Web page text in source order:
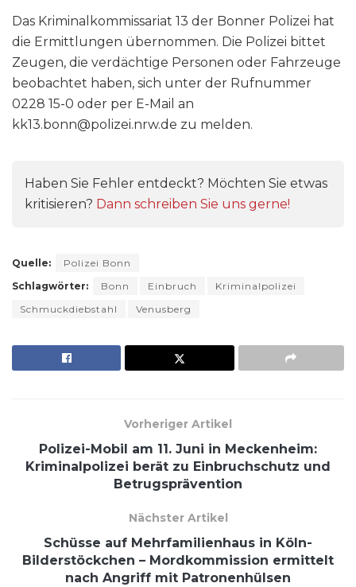
Das Kriminalkommissariat 13 der Bonner Polizei hat
die Ermittlungen übernommen. Die Polizei bittet
Zeugen, die verdächtige Personen oder Fahrzeuge
beobachtet haben, sich unter der Rufnummer
0228 15-0 oder per E-Mail an
kk13.bonn@polizei.nrw.de zu melden.
Haben Sie Fehler entdeckt? Möchten Sie etwas
kritisieren? Dann schreiben Sie uns gerne!
Quelle:
Polizei Bonn
Schlagwörter:
Bonn Einbruch
Kriminalpolizei
Schmuckdiebstahl
Venusberg
Vorheriger Artikel
Polizei-Mobil am 11. Juni in Meckenheim:
Kriminalpolizei berät zu Einbruchschutz und
Betrugsprävention
Nächster Artikel
Schüsse auf Mehrfamilienhaus in Köln-
Bilderstöckchen – Mordkommission ermittelt
nach Angriff mit Patronenhülsen